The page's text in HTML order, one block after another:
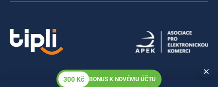
300 Kč BONUS K NOVÉMU ÚČTU